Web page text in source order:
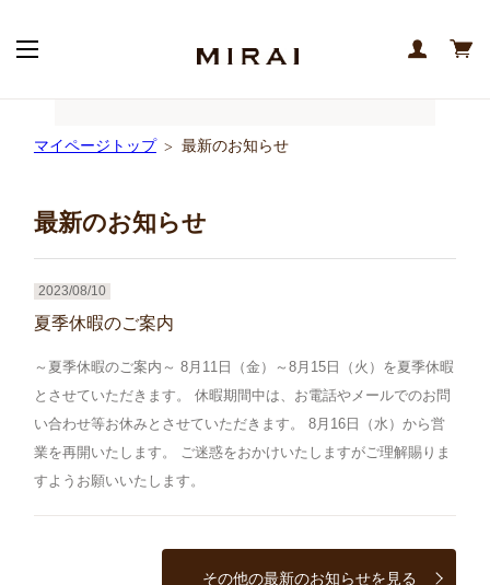
マイページトップ 最新のお知らせ
最新のお知らせ
夏季休暇のご案内
2023/08/10
～夏季休暇のご案内～ 8月11日（金）～8月15日（火）を夏季休暇
とさせていただきます。 休暇期間中は、お電話やメールでのお問
い合わせ等お休みとさせていただきます。 8月16日（水）から営
業を再開いたします。 ご迷惑をおかけいたしますがご理解賜りま
すようお願いいたします。
その他の最新のお知らせを見る